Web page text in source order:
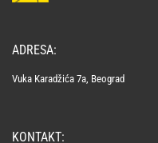
ADRESA:
Vuka Karadžića 7a, Beograd
KONTAKT: